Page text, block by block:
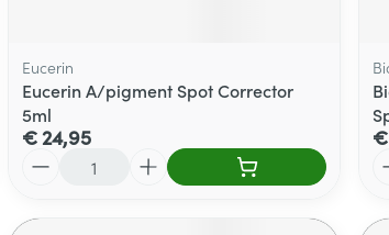
Eucerin
Eucerin A/pigment Spot Corrector
5ml
€ 24,95